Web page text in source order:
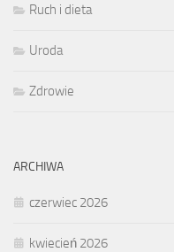
Ruch i dieta
Uroda
Zdrowie
ARCHIWA
czerwiec 2026
kwiecień 2026